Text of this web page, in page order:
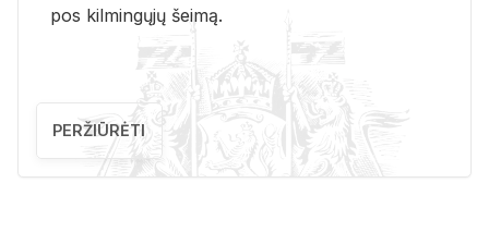
pos kil­min­gų­jų šei­mą.
PERŽIŪRĖTI